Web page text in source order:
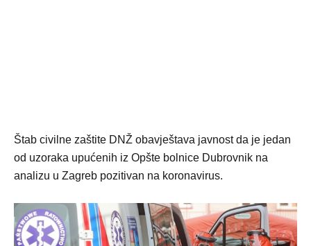
Štab civilne zaštite DNŽ obavještava javnost da je jedan
od uzoraka upućenih iz Opšte bolnice Dubrovnik na
analizu u Zagreb pozitivan na koronavirus.